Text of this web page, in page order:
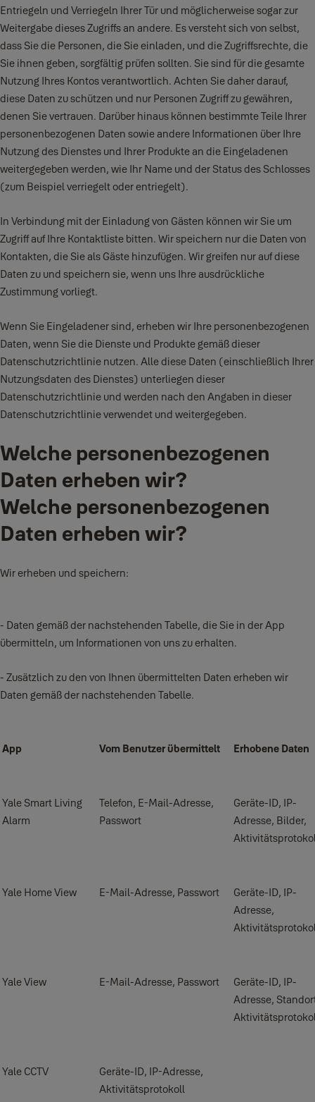
Entriegeln und Verriegeln Ihrer Tür und möglicherweise sogar zur
Weitergabe dieses Zugriffs an andere. Es versteht sich von selbst,
dass Sie die Personen, die Sie einladen, und die Zugriffsrechte, die
Sie ihnen geben, sorgfältig prüfen sollten. Sie sind für die gesamte
Nutzung Ihres Kontos verantwortlich. Achten Sie daher darauf,
diese Daten zu schützen und nur Personen Zugriff zu gewähren,
denen Sie vertrauen. Darüber hinaus können bestimmte Teile Ihrer
personenbezogenen Daten sowie andere Informationen über Ihre
Nutzung des Dienstes und Ihrer Produkte an die Eingeladenen
weitergegeben werden, wie Ihr Name und der Status des Schlosses
(zum Beispiel verriegelt oder entriegelt).
In Verbindung mit der Einladung von Gästen können wir Sie um
Zugriff auf Ihre Kontaktliste bitten. Wir speichern nur die Daten von
Kontakten, die Sie als Gäste hinzufügen. Wir greifen nur auf diese
Daten zu und speichern sie, wenn uns Ihre ausdrückliche
Zustimmung vorliegt.
Wenn Sie Eingeladener sind, erheben wir Ihre personenbezogenen
Daten, wenn Sie die Dienste und Produkte gemäß dieser
Datenschutzrichtlinie nutzen. Alle diese Daten (einschließlich Ihrer
Nutzungsdaten des Dienstes) unterliegen dieser
Datenschutzrichtlinie und werden nach den Angaben in dieser
Datenschutzrichtlinie verwendet und weitergegeben.
Welche personenbezogenen
Daten erheben wir?
Welche personenbezogenen
Daten erheben wir?
Wir erheben und speichern:
- Daten gemäß der nachstehenden Tabelle, die Sie in der App
übermitteln, um Informationen von uns zu erhalten.
- Zusätzlich zu den von Ihnen übermittelten Daten erheben wir
Daten gemäß der nachstehenden Tabelle.
App Vom Benutzer übermittelt Erhobene Daten
Yale Smart Living
Alarm
Telefon, E-Mail-Adresse,
Passwort
Geräte-ID, IP-
Adresse, Bilder,
Yale Home View E-Mail-Adresse, Passwort
Geräte-ID, IP-
Adresse,
Yale View E-Mail-Adresse, Passwort
Geräte-ID, IP-
Adresse,
Yale CCTV
Geräte-ID, IP-Adresse,
Aktivitätsprotokoll